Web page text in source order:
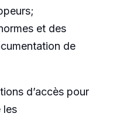
et des
de
d’accès pour
les